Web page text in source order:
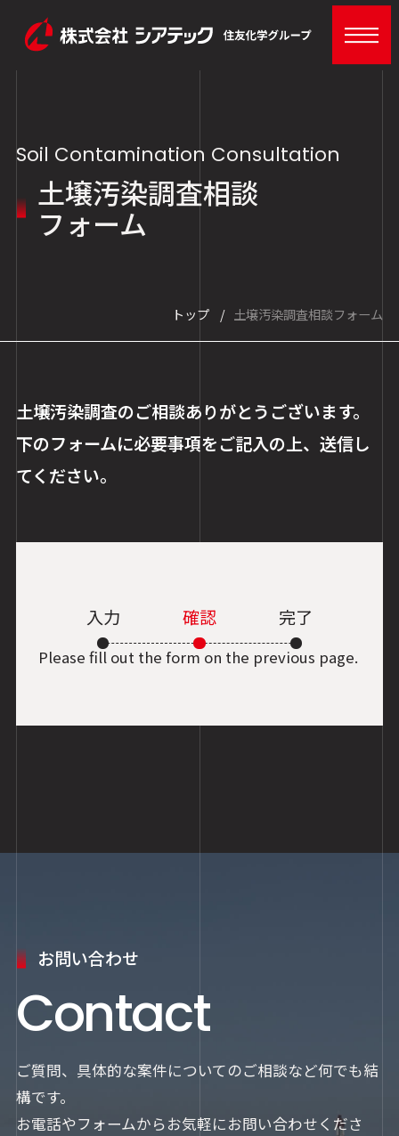
Soil Contamination Consultation
土壌汚染調査相談
フォーム
トップ 土壌汚染調査相談フォーム
土壌汚染調査のご相談ありがとうございます。
下のフォームに必要事項をご記入の上、送信し
てください。
入力 確認 完了
Please fill out the form on the previous page.
お問い合わせ
Contact
ご質問、具体的な案件についてのご相談など何でも結
構です。
お電話やフォームからお気軽にお問い合わせくださ